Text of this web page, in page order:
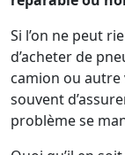
Si l’on ne peut
d’acheter de
camion ou
souvent
problème se